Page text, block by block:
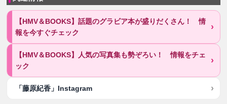
【HMV＆BOOKS】話題のグラビア本が盛りだくさん！ 情
報を今すぐチェック
【HMV＆BOOKS】人気の写真集も勢ぞろい！ 情報をチェ
ック
「藤原紀香」Instagram